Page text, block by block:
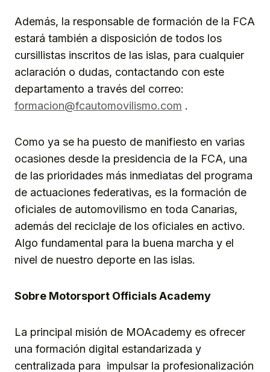
Además, la responsable de formación de la FCA
estará también a disposición de todos los
cursillistas inscritos de las islas, para cualquier
aclaración o dudas, contactando con este
departamento a través del correo:
formacion@fcautomovilismo.com .
Como ya se ha puesto de manifiesto en varias
ocasiones desde la presidencia de la FCA, una
de las prioridades más inmediatas del programa
de actuaciones federativas, es la formación de
oficiales de automovilismo en toda Canarias,
además del reciclaje de los oficiales en activo.
Algo fundamental para la buena marcha y el
nivel de nuestro deporte en las islas.
Sobre Motorsport Officials Academy
La principal misión de MOAcademy es ofrecer
una formación digital estandarizada y
centralizada para impulsar la profesionalización